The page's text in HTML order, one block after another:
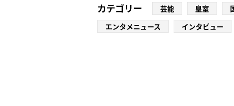
カテゴリー 芸能 皇室
エンタメニュース
インタビュー